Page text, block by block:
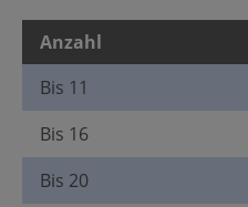
Anzahl
Bis 11
Bis 16
Bis 20